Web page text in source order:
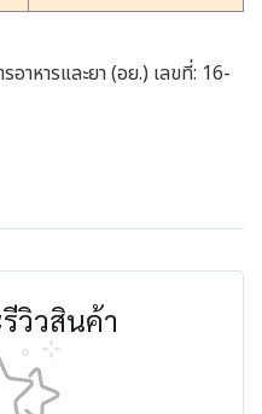
าหารและยา (อย.) เลขที่: 16-
วิวสินค้า